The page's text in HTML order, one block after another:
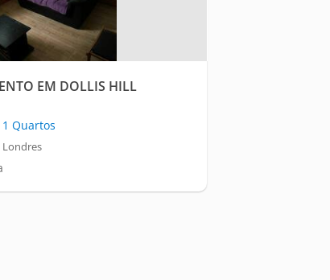
EM DOLLIS HILL
1 Quartos
Londres